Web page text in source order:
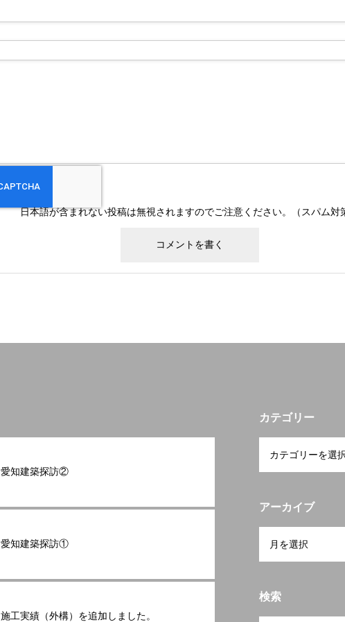
日本語が含まれない投稿は無視されますのでご注意ください。（スパム対
愛知建築探訪②
愛知建築探訪①
施工実績（外構）を追加しました。
カテゴリー
アーカイブ
検索